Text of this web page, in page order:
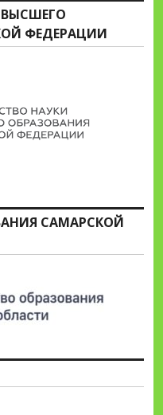
ФЕДЕРАЦИИ
САМАРСКОЙ